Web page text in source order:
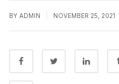
BY ADMIN NOVEMBER 25, 2021